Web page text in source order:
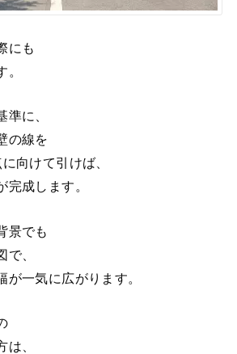
にも
準に、
の線を
向けて引けば、
完成します。
景でも
、
が一気に広がります。
、